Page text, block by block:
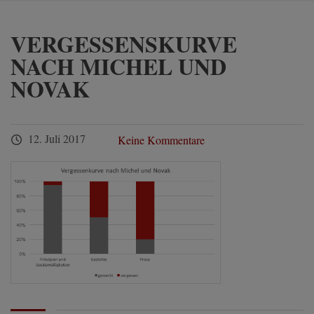
VERGESSENSKURVE
NACH MICHEL UND
NOVAK
12. Juli 2017 Keine Kommentare